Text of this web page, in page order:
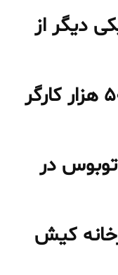
دیگر از
قطع شدن بیمه حدود ۵۰۰ هزار کارگر
در
کیش